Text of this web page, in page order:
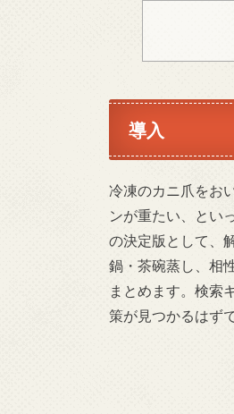
導入
冷凍のカニ爪をお
ンが重たい、とい
の決定版として、
鍋・茶碗蒸し、相
まとめます。検索
策が見つかるはずで